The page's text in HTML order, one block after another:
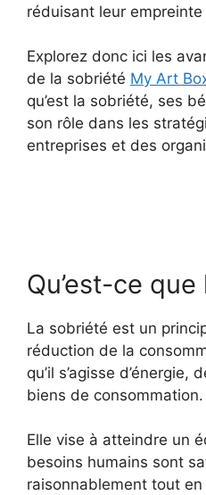
réduisant leur
Explorez donc ici les
de la sobriété My Art
qu’est la sobriété, ses
son rôle dans les
entreprises et des
Qu’est-ce
La sobriété est un
réduction de la
qu’il s’agisse d’énergie,
biens de consommation.
Elle vise à atteindre un
besoins humains sont
raisonnablement tout en